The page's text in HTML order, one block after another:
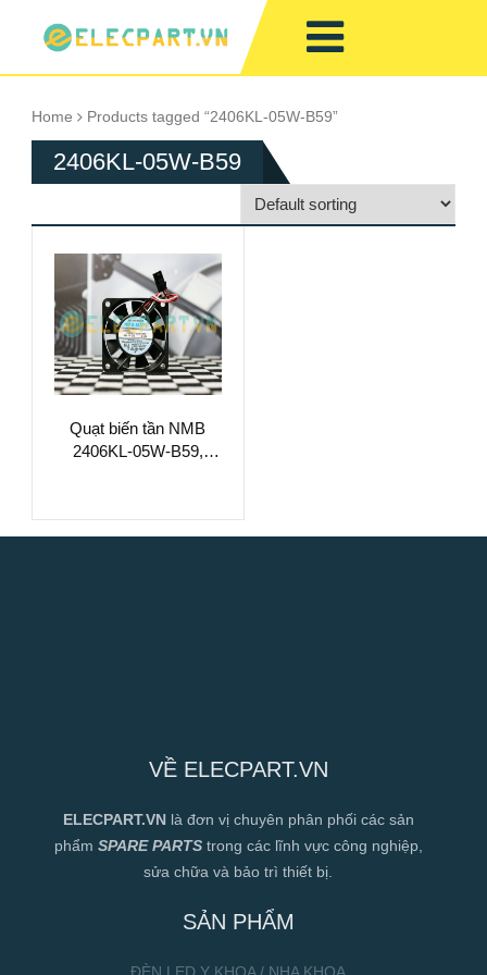
Home Products tagged “2406KL-05W-B59”
2406KL-05W-B59
Quạt biến tần NMB
2406KL-05W-B59,
VỀ ELECPART.VN
ELECPART.VN là đơn vị chuyên phân phối các sản
phẩm SPARE PARTStrong các lĩnh vực công nghiệp,
sửa chữa và bảo trì thiết bị.
SẢN PHẨM
ĐÈN LED Y KHOA / NHA KHOA